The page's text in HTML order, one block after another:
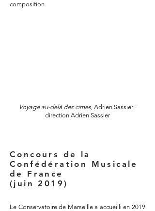
composition.
Voyage au-delà des cimes, Adrien Sassier -
direction Adrien Sassier
Concours de la
Confédération Musicale
de France
(juin 2019)
Le Conservatoire de Marseille a accueilli en 2019